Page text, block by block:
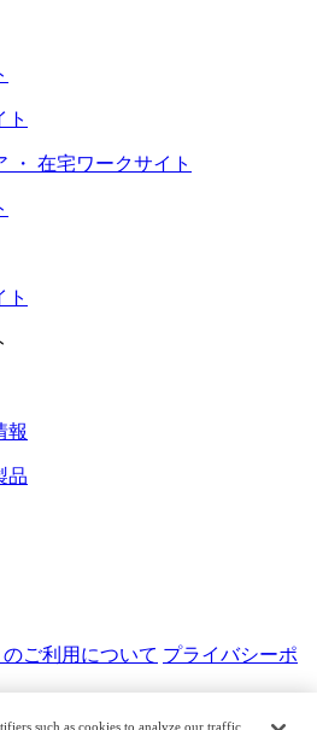
ト
・ 在宅ワークサイト
ト
報
品
ご利用について プライバシーポ
CORPORATION. ALL RIGHTS
such as cookies to analyze our traffic